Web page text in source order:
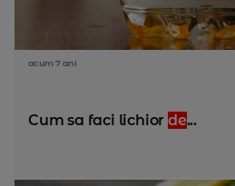
acum 7 ani
Cum sa faci lichiorde...